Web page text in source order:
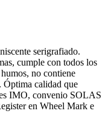
serigrafiado.
cumple con todos los
no contiene
Óptima calidad que
IMO, convenio SOLAS
en Wheel Mark e